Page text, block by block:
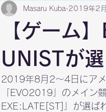
【ゲーム
UNISTが
Masaru Kuba 2019年2
2019年8月2～4日にアメ
「EVO2019」のメイン
EXE:LATE[ST]」が選ば